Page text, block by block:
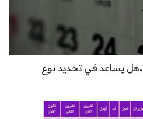
التقويم الصيني للحمل 2025..هل يساعد في تحديد نوع